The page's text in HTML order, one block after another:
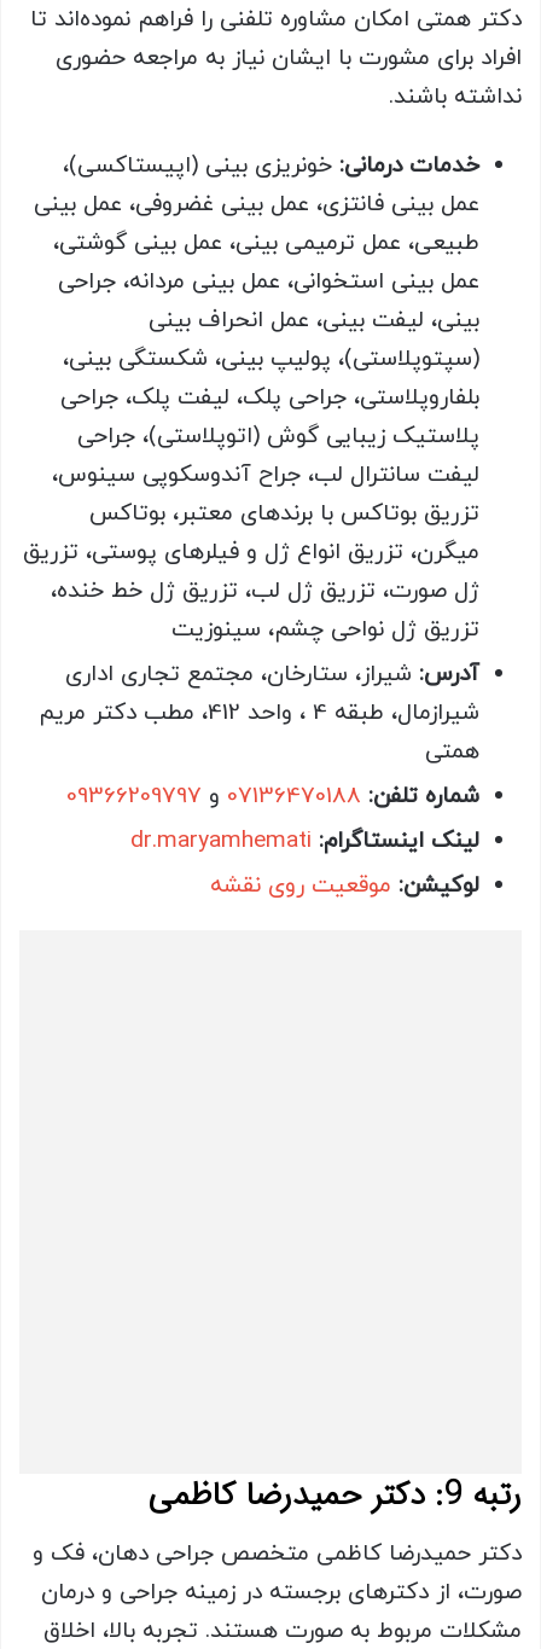
دکتر همتی امکان مشاوره تلفنی را فراهم نموده‌اند تا
افراد برای مشورت با ایشان نیاز به مراجعه حضوری
نداشته باشند.
خدمات درمانی: خونریزی بینی (اپیستاکسی)،
عمل بینی فانتزی، عمل بینی غضروفی، عمل بینی
طبیعی، عمل ترمیمی بینی، عمل بینی گوشتی،
عمل بینی استخوانی، عمل بینی مردانه، جراحی
بینی، لیفت بینی، عمل انحراف بینی
(سپتوپلاستی)، پولیپ بینی، شکستگی بینی،
بلفاروپلاستی، جراحی پلک، لیفت پلک، جراحی
پلاستیک زیبایی گوش (اتوپلاستی)، جراحی
لیفت سانترال لب، جراح آندوسکوپی سینوس،
تزریق بوتاکس با برندهای معتبر، بوتاکس
میگرن، تزریق انواع ژل و فیلرهای پوستی، تزریق
ژل صورت، تزریق ژل لب، تزریق ژل خط خنده،
تزریق ژل نواحی چشم، سینوزیت
آدرس: شیراز، ستارخان، مجتمع تجاری اداری
شیرازمال، طبقه 4 ، واحد 412، مطب دکتر مریم
همتی
شماره تلفن: 07136470188 و
لینک اینستاگرام: dr.maryamhemati
لوکیشن: موقعیت روی نقشه
رتبه 9: دکتر حمیدرضا کاظمی
دکتر حمیدرضا کاظمی متخصص جراحی دهان، فک و
صورت، از دکترهای برجسته در زمینه جراحی و درمان‌
مشکلات مربوط به صورت هستند. تجربه بالا، اخلاق